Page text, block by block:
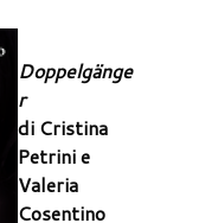
Doppelgänge
r
di Cristina
Petrini e
Valeria
Cosentino